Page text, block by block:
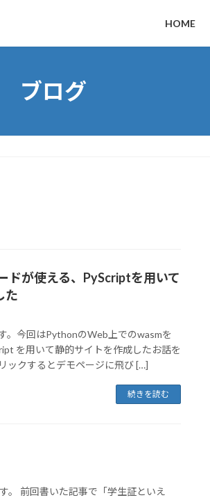
HOME
ブログ
ドが使える、PyScriptを用いて
た
。今回はPythonのWeb上でのwasmを
を用いて静的サイトを作成したお話を
ックするとデモページに飛び […]
続きを読む
。 前回書いた記事で「学生証といえ